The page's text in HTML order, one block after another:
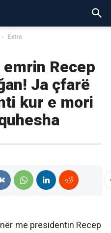
Extra
Recep
Ja çfarë
kur e mori
me presidentin Recep